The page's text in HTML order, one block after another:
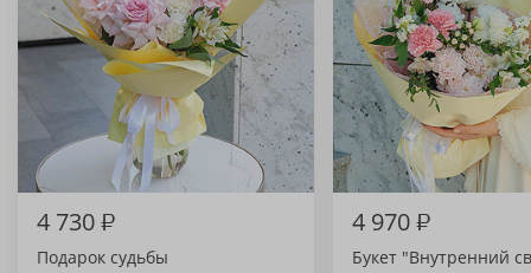
4 730₽
Подарок судьбы
4 970₽
Букет "Внутренний